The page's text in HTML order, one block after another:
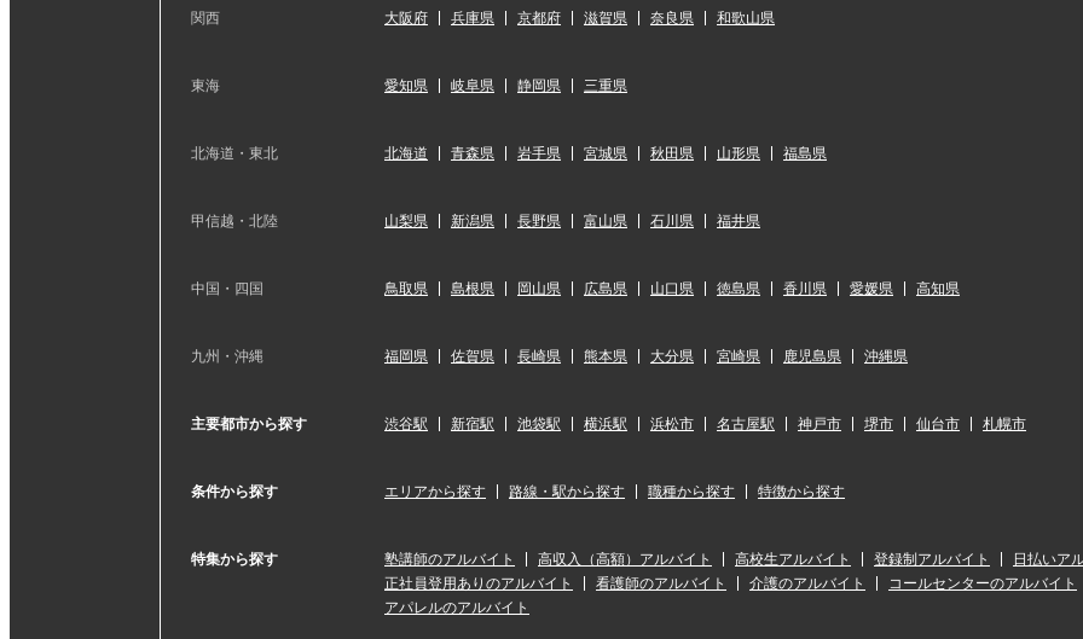
関西 大阪府 兵庫県 京都府 滋賀県 奈良県 和歌山県
東海 愛知県 岐阜県 静岡県 三重県
北海道・東北 北海道 青森県 岩手県 宮城県 秋田県 山形県 福島県
甲信越・北陸 山梨県 新潟県 長野県 富山県 石川県 福井県
中国・四国 鳥取県 島根県 岡山県 広島県 山口県 徳島県 香川県 愛媛県 高知県
九州・沖縄 福岡県 佐賀県 長崎県 熊本県 大分県 宮崎県 鹿児島県 沖縄県
主要都市から探す 渋谷駅 新宿駅 池袋駅 横浜駅 浜松市 名古屋駅 神戸市 堺市 仙台市 札幌市
条件から探す エリアから探す 路線・駅から探す 職種から探す 特徴から探す
特集から探す 塾講師のアルバイト 高収入（高額）アルバイト 高校生アルバイト 登録制アルバイト
日払いア
正社員登用ありのアルバイト
看護師のアルバイト 介護のアルバイト
コールセンターのアルバイト
アパレルのアルバイト